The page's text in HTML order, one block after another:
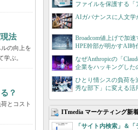
法
の向上を
ぶ。
？
とコスト
ファイルを保護する「
AIガバナンスに人文学
Broadcom値上げで加
HPE幹部が明かすAI時
なぜAnthropicの「
企業をハッキングした
ひとり情シスの負荷
秀な部下」に変える活
ITmedia マーケティング新
「サイト内検索」＆